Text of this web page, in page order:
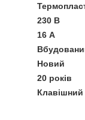
230 В
16 А
Новий
20 років
Клавішний